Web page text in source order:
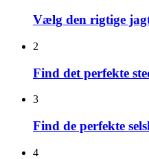
Vælg den rigtige
2
Find det perfekte
3
Find de perfekte
4